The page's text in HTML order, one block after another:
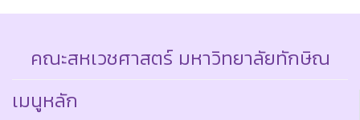
คณะสหเวชศาสตร์ มหาวิทยาลัยทักษิณ
เมนูหลัก